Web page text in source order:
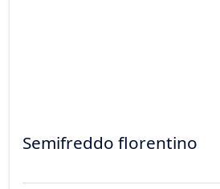
Semifreddo florentino